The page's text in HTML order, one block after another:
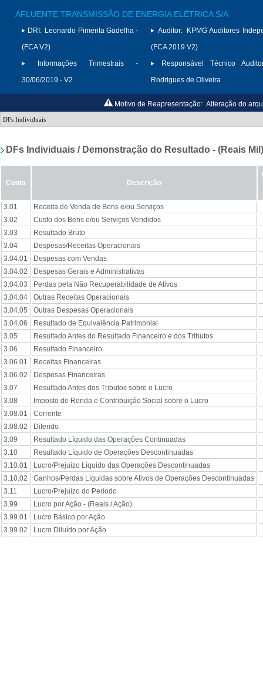
AFLUENTE TRANSMISSÃO DE ENERGIA ELÉTRICA S/A
DRI: Leonardo Pimenta Gadelha -
(FCA V2)
Informações Trimestrais -
30/06/2019 - V2
Auditor:
KPMG Auditores
(FCA 2019 V2)
Responsável Técnico
Rodrigues de Oliveira
Motivo de Reapresentação: Alteração do